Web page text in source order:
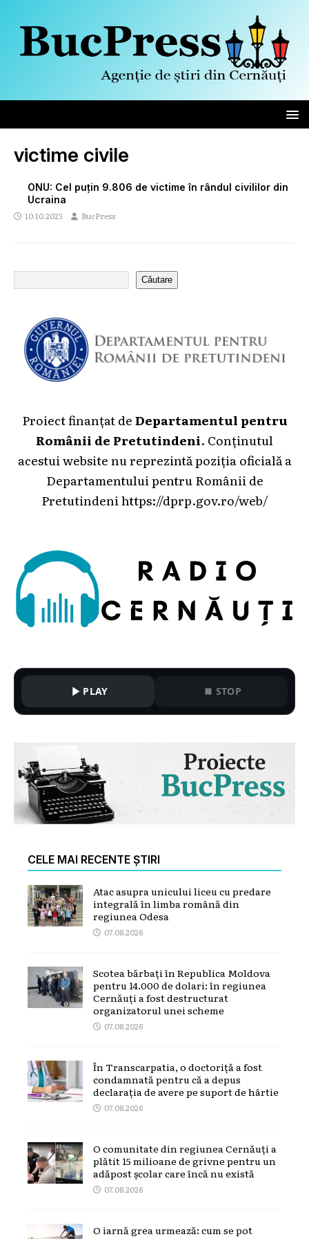
victime civile
ОNU: Cel puțin 9.806 de victime în rândul civililor din
Ucraina
10.10.2023 BucPress
Căutare
Proiect finanțat deDepartamentul pentru
Românii de Pretutindeni. Conținutul
acestui website nu reprezintă poziția oficială a
Departamentului pentru Românii de
Pretutindeni https://dprp.gov.ro/web/
PLAY STOP
CELE MAI RECENTE ȘTIRI
Atac asupra unicului liceu cu predare
integrală în limba română din
regiunea Odesa
07.08.2026
Scotea bărbați în Republica Moldova
pentru 14.000 de dolari: în regiunea
Cernăuți a fost destructurat
organizatorul unei scheme
07.08.2026
În Transcarpatia, o doctoriță a fost
condamnată pentru că a depus
declarația de avere pe suport de hârtie
07.08.2026
O comunitate din regiunea Cernăuți a
plătit 15 milioane de grivne pentru un
adăpost școlar care încă nu există
07.08.2026
O iarnă grea urmează: cum se pot